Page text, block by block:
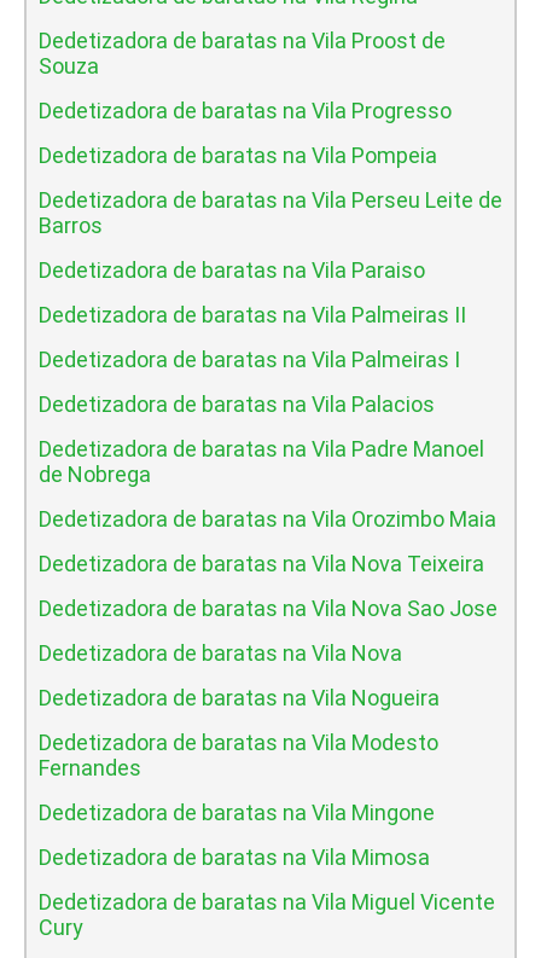
Dedetizadora de baratas na Vila Proost de
Souza
Dedetizadora de baratas na Vila Progresso
Dedetizadora de baratas na Vila Pompeia
Dedetizadora de baratas na Vila Perseu Leite de
Barros
Dedetizadora de baratas na Vila Paraiso
Dedetizadora de baratas na Vila Palmeiras II
Dedetizadora de baratas na Vila Palmeiras I
Dedetizadora de baratas na Vila Palacios
Dedetizadora de baratas na Vila Padre Manoel
de Nobrega
Dedetizadora de baratas na Vila Orozimbo Maia
Dedetizadora de baratas na Vila Nova Teixeira
Dedetizadora de baratas na Vila Nova Sao Jose
Dedetizadora de baratas na Vila Nova
Dedetizadora de baratas na Vila Nogueira
Dedetizadora de baratas na Vila Modesto
Fernandes
Dedetizadora de baratas na Vila Mingone
Dedetizadora de baratas na Vila Mimosa
Dedetizadora de baratas na Vila Miguel Vicente
Cury